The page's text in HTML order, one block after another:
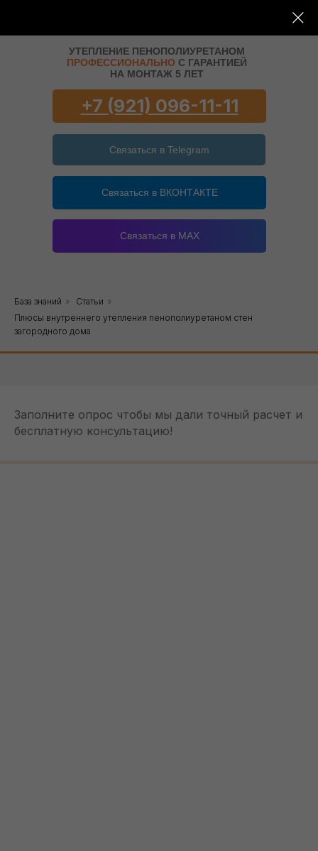
+7 (921) 096-11-11
096-11-11
Связаться в Telegram
УТЕПЛЕНИЕ ПЕНОПОЛИУРЕТАНОМ
ПРОФЕССИОНАЛЬНО С ГАРАНТИЕЙ
НА МОНТАЖ 5 ЛЕТ
А-
Связаться в MAX
Связаться в ВКОНТАКТЕ
База знаний » Статьи »
Плюсы внутреннего утепления пенополиуретаном стен
загородного дома
Заполните опрос чтобы мы дали точный расчет и
бесплатную консультацию!